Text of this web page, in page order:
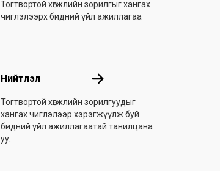
Тогтвортой хөгжлийн зорилгыг хангах
чиглэлээрх бидний үйл ажиллагаа
Нийтлэл Нийтлэл
Тогтвортой хөгжлийн зорилгуудыг
хангах чиглэлээр хэрэгжүүлж буй
бидний үйл ажиллагаатай танилцана
уу.